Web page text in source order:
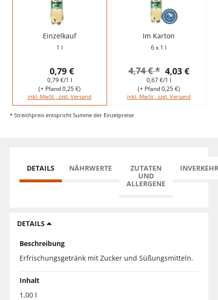
Einzelkauf
1 l
0,79 €
0,79 €/1 l
inkl. MwSt., zzgl. Versand
(+ Pfand 0,25 €)
Im Karton
6 x 1 l
4,03 €
4,74 € *
0,67 €/1 l
inkl. MwSt., zzgl. Versand
(+ Pfand 0,25 €)
* Streichpreis entspricht Summe der Einzelpreise
DETAILS NÄHRWERTE
ZUTATEN
UND
ALLERGENE
DETAILS
Beschreibung
Erfrischungsgetränk mit Zucker und Süßungsmitteln.
Inhalt
1,00 l